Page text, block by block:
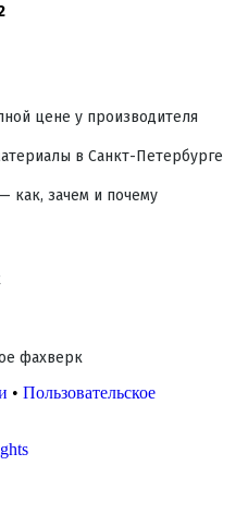
цене у производителя
в Санкт-Петербурге
как, зачем и почему
фахверк
• Пользовательское